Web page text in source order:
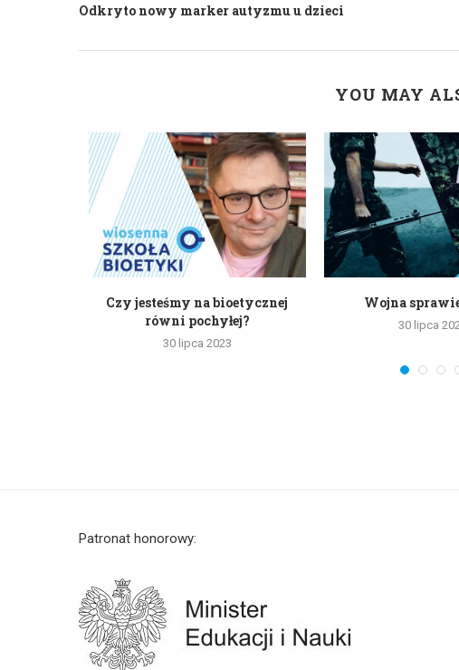
Odkryto nowy marker autyzmu u dzieci
YOU MAY
Czy jesteśmy na bioetycznej
równi pochyłej?
30 lipca 2023
Wojna
30 lipca
Patronat honorowy: